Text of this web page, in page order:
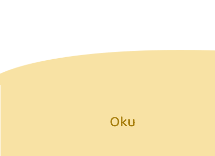
Oku